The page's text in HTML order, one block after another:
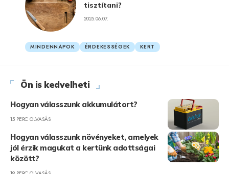
tisztítani?
2025.06.07.
MINDENNAPOK ÉRDEKESSÉGEK KERT
Ön is kedvelheti
Hogyan válasszunk akkumulátort?
15 PERC OLVASÁS
Hogyan válasszunk növényeket, amelyek
jól érzik magukat a kertünk adottságai
között?